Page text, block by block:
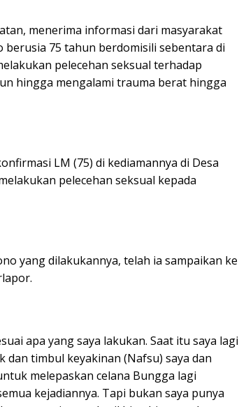
menerima informasi dari masyarakat
75 tahun berdomisili sebentara di
pelecehan seksual terhadap
hingga mengalami trauma berat hingga
LM (75) di kediamannya di Desa
pelecehan seksual kepada
yang dilakukannya, telah ia sampaikan ke
apa yang saya lakukan. Saat itu saya lagi
timbul keyakinan (Nafsu) saya dan
melepaskan celana Bungga lagi
kejadiannya. Tapi bukan saya punya